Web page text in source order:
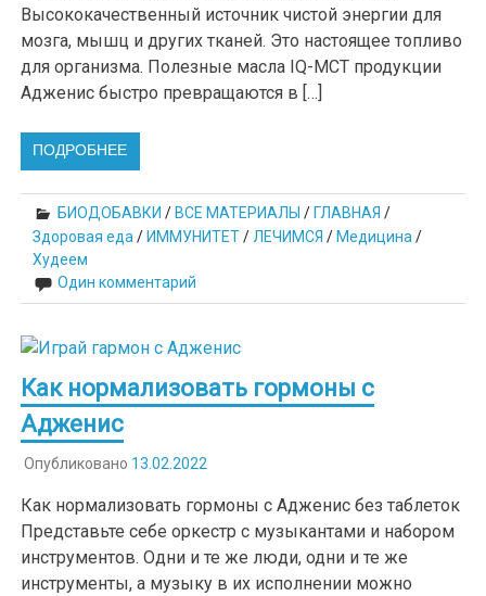
Высококачественный источник чистой энергии для
мозга, мышц и других тканей. Это настоящее топливо
для организма. Полезные масла IQ-MCT продукции
Адженис быстро превращаются в […]
ПОДРОБНЕЕ
БИОДОБАВКИ / ВСЕ МАТЕРИАЛЫ / ГЛАВНАЯ /
Здоровая еда / ИММУНИТЕТ/ ЛЕЧИМСЯ / Медицина /
Худеем
Один комментарий
Как нормализовать гормоны с
Адженис
Опубликовано 13.02.2022
Как нормализовать гормоны с Адженис без таблеток
Представьте себе оркестр с музыкантами и набором
инструментов. Одни и те же люди, одни и те же
инструменты, а музыку в их исполнении можно